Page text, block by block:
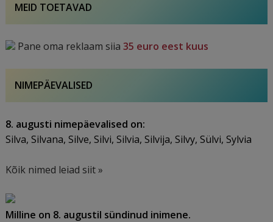
MEID TOETAVAD
Pane oma reklaam siia35 euro eest kuus
NIMEPÄEVALISED
8. augusti nimepäevalised on:
Silva, Silvana, Silve, Silvi, Silvia, Silvija, Silvy, Sülvi, Sylvia
Kõik nimed leiad siit »
Milline on 8. augustil sündinud inimene.